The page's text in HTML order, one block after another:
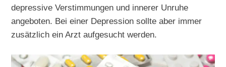
depressive Verstimmungen und innerer Unruhe
angeboten. Bei einer Depression sollte aber immer
zusätzlich ein Arzt aufgesucht werden.